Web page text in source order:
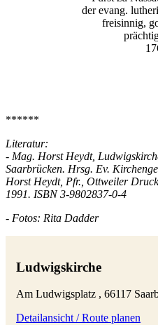
der evang.
freisinnig,
******
Literatur:
- Mag. Horst Heydt,
Saarbrücken. Hrsg. Ev.
Horst Heydt, Pfr., Ottweiler
1991. ISBN 3-9802837-0-4
- Fotos: Rita Dadder
Ludwigskirche
Am Ludwigsplatz , 66117
Detailansicht / Route planen